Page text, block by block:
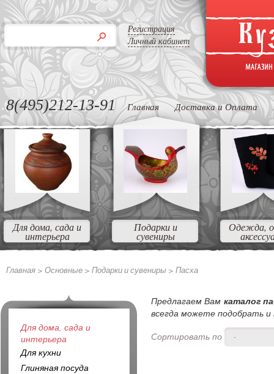
Регистрация
Личный кабинет
8(495)212-13-91 Главная Доставка и Оплата
Для дома, сада и
интерьера
Подарки и
сувениры
Одежда,
Главная > Основные > Подарки и сувениры > Пасха
Предлагаем Вам каталог
всегда можете подобрать и
Сортировать по
-
Для дома, сада и
интерьера
Для кухни
Глиняная посуда